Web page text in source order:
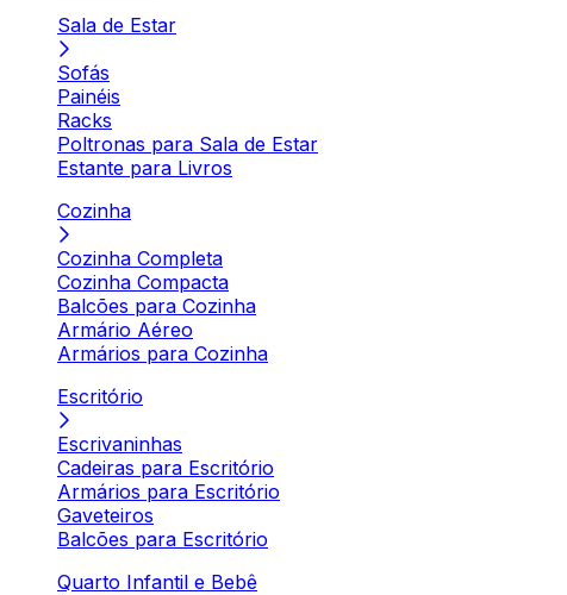
Sala de Estar
Sofás
Painéis
Racks
Poltronas para Sala de Estar
Estante para Livros
Cozinha
Cozinha Completa
Cozinha Compacta
Balcões para Cozinha
Armário Aéreo
Armários para Cozinha
Escritório
Escrivaninhas
Cadeiras para Escritório
Armários para Escritório
Gaveteiros
Balcões para Escritório
Quarto Infantil e Bebê